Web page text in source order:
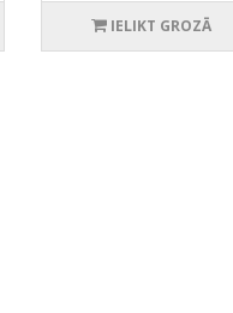
IELIKT GROZĀ